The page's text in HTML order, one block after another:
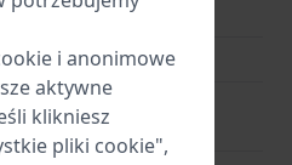
Zółty
Sprzączkai anonimowe
aktywne
klikniesz
pliki cookie",